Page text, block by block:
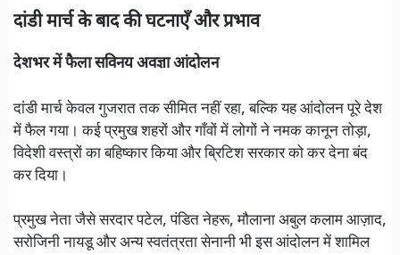
दांडी मार्च के बाद की घटनाएँ और प्रभाव
देशभर में फैला सविनय अवज्ञा आंदोलन
दांडी मार्च केवल गुजरात तक सीमित नहीं रहा, बल्कि यह आंदोलन पूरे देश
में फैल गया। कई प्रमुख शहरों और गाँवों में लोगों ने नमक कानून तोड़ा,
विदेशी वस्त्रों का बहिष्कार किया और ब्रिटिश सरकार को कर देना बंद
कर दिया।
प्रमुख नेता जैसे सरदार पटेल, पंडित नेहरू, मौलाना अबुल कलाम आज़ाद,
सरोजिनी नायडू और अन्य स्वतंत्रता सेनानी भी इस आंदोलन में शामिल